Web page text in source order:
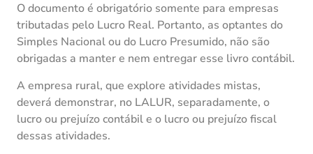
O documento é obrigatório somente para empresas
tributadas pelo Lucro Real. Portanto, as optantes do
Simples Nacional ou do Lucro Presumido, não são
obrigadas a manter e nem entregar esse livro contábil.
A empresa rural, que explore atividades mistas,
deverá demonstrar, no LALUR, separadamente, o
lucro ou prejuízo contábil e o lucro ou prejuízo fiscal
dessas atividades.